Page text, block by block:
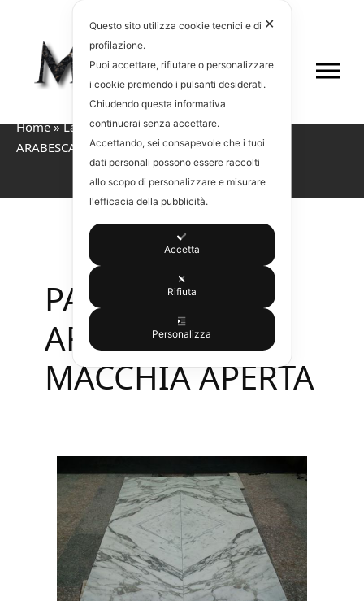
Home»Lavorazioni marmo »PAVIMENTO IN
ARABESCATO A MACCHIA APERTA
PAVIMENTO IN
ARABESCATO A
MACCHIA APERTA
✕
Questo sito utilizza cookie tecnici e di
profilazione.
Puoi accettare, rifiutare o personalizzare
i cookie premendo i pulsanti desiderati.
Chiudendo questa informativa
continuerai senza accettare.
Accettando, sei consapevole che i tuoi
dati personali possono essere raccolti
allo scopo di personalizzare e misurare
l'efficacia della pubblicità.
Accetta
Rifiuta
Personalizza